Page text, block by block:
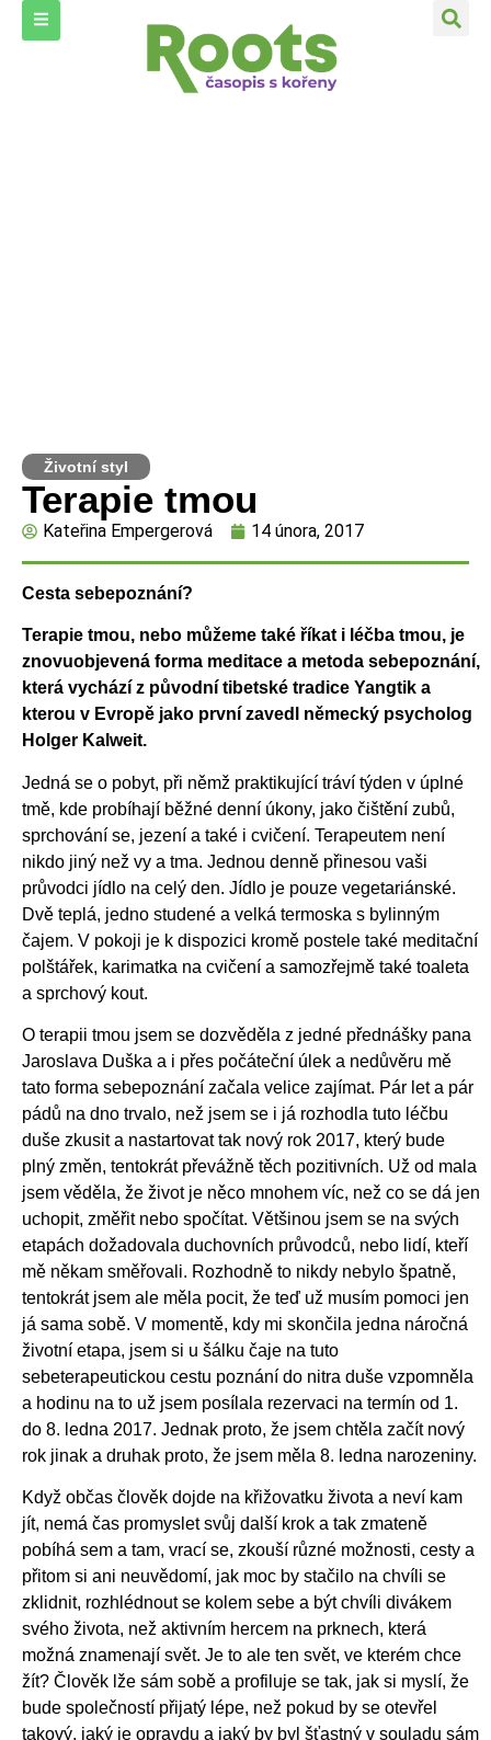
Životní styl
Terapie tmou
Kateřina Empergerová 14 února, 2017
Cesta sebepoznání?
Terapie tmou, nebo můžeme také říkat i léčba tmou, je
znovuobjevená forma meditace a metoda sebepoznání,
která vychází z původní tibetské tradice Yangtik a
kterou v Evropě jako první zavedl německý psycholog
Holger Kalweit.
Jedná se o pobyt, při němž praktikující tráví týden v úplné
tmě, kde probíhají běžné denní úkony, jako čištění zubů,
sprchování se, jezení a také i cvičení. Terapeutem není
nikdo jiný než vy a tma. Jednou denně přinesou vaši
průvodci jídlo na celý den. Jídlo je pouze vegetariánské.
Dvě teplá, jedno studené a velká termoska s bylinným
čajem. V pokoji je k dispozici kromě postele také meditační
polštářek, karimatka na cvičení a samozřejmě také toaleta
a sprchový kout.
O terapii tmou jsem se dozvěděla z jedné přednášky pana
Jaroslava Duška a i přes počáteční úlek a nedůvěru mě
tato forma sebepoznání začala velice zajímat. Pár let a pár
pádů na dno trvalo, než jsem se i já rozhodla tuto léčbu
duše zkusit a nastartovat tak nový rok 2017, který bude
plný změn, tentokrát převážně těch pozitivních. Už od mala
jsem věděla, že život je něco mnohem víc, než co se dá jen
uchopit, změřit nebo spočítat. Většinou jsem se na svých
etapách dožadovala duchovních průvodců, nebo lidí, kteří
mě někam směřovali. Rozhodně to nikdy nebylo špatně,
tentokrát jsem ale měla pocit, že teď už musím pomoci jen
já sama sobě. V momentě, kdy mi skončila jedna náročná
životní etapa, jsem si u šálku čaje na tuto
sebeterapeutickou cestu poznání do nitra duše vzpomněla
a hodinu na to už jsem posílala rezervaci na termín od 1.
do 8. ledna 2017. Jednak proto, že jsem chtěla začít nový
rok jinak a druhak proto, že jsem měla 8. ledna narozeniny.
Když občas člověk dojde na křižovatku života a neví kam
jít, nemá čas promyslet svůj další krok a tak zmateně
pobíhá sem a tam, vrací se, zkouší různé možnosti, cesty a
přitom si ani neuvědomí, jak moc by stačilo na chvíli se
zklidnit, rozhlédnout se kolem sebe a být chvíli divákem
svého života, než aktivním hercem na prknech, která
možná znamenají svět. Je to ale ten svět, ve kterém chce
žít? Člověk lže sám sobě a profiluje se tak, jak si myslí, že
bude společností přijatý lépe, než pokud by se otevřel
takový, jaký je opravdu a jaký by byl šťastný v souladu sám